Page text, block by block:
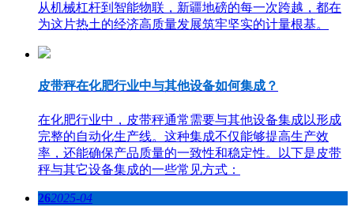
从机械杠杆到智能物联，新疆地磅的每一次跨越，都在
为这片热土的经济高质量发展筑牢坚实的计量根基。
皮带秤在化肥行业中与其他设备如何集成？
在化肥行业中，皮带秤通常需要与其他设备集成以形成
完整的自动化生产线。这种集成不仅能够提高生产效
率，还能确保产品质量的一致性和稳定性。以下是皮带
秤与其它设备集成的一些常见方式：
262025-04